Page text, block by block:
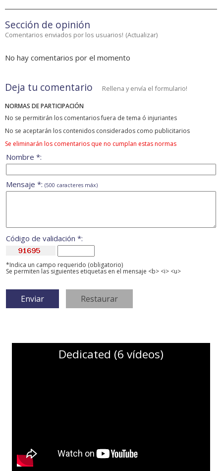
Sección de opinión
Comentarios enviados por los usuarios! (Actualizar)
No hay comentarios por el momento
Deja tu comentario Rellena y envía el formulario!
NORMAS DE PARTICIPACIÓN
No se permitirán los comentarios fuera de tema ó injuriantes
No se aceptarán los contenidos considerados como publicitarios
Se eliminarán los comentarios que no cumplan estas normas
Nombre *:
Mensaje *: (500 caracteres máx)
Código de validación *:
*Indica un campo requerido (obligatorio)
Se permiten las siguientes etiquetas en el mensaje <b> <i> <u>
Dedicated (6 vídeos)